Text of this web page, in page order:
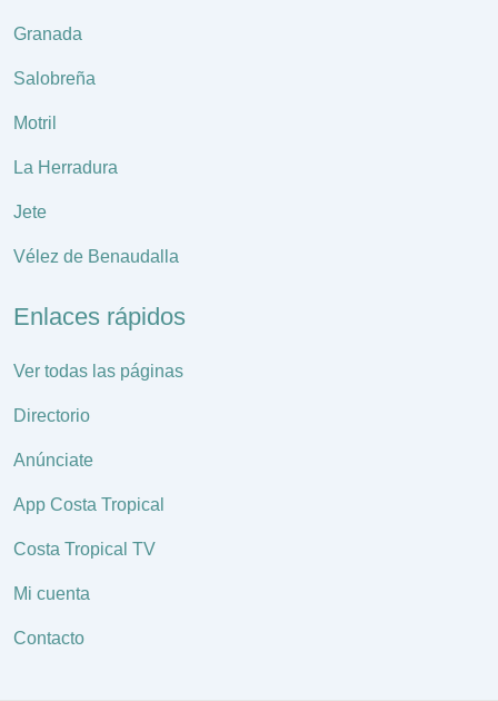
Granada
Salobreña
Motril
La Herradura
Jete
Vélez de Benaudalla
Enlaces rápidos
Ver todas las páginas
Directorio
Anúnciate
App Costa Tropical
Costa Tropical TV
Mi cuenta
Contacto